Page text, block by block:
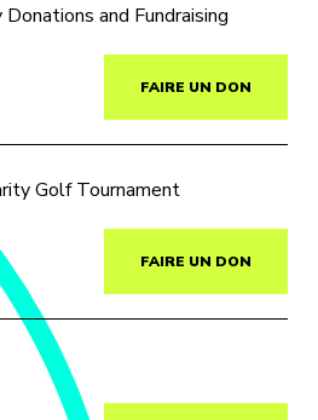
and Fundraising
FAIRE UN DON
Golf Tournament
FAIRE UN DON